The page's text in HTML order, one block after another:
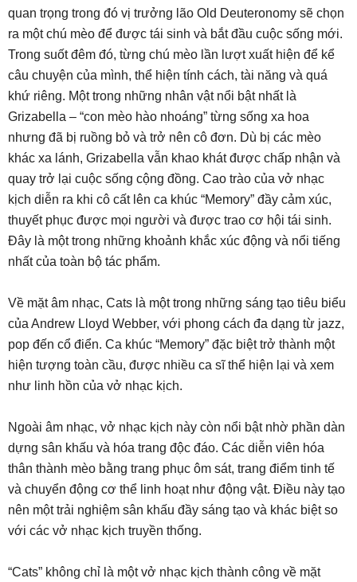
quan trọng trong đó vị trưởng lão Old Deuteronomy sẽ chọn
ra một chú mèo để được tái sinh và bắt đầu cuộc sống mới.
Trong suốt đêm đó, từng chú mèo lần lượt xuất hiện để kể
câu chuyện của mình, thể hiện tính cách, tài năng và quá
khứ riêng. Một trong những nhân vật nổi bật nhất là
Grizabella – “con mèo hào nhoáng” từng sống xa hoa
nhưng đã bị ruồng bỏ và trở nên cô đơn. Dù bị các mèo
khác xa lánh, Grizabella vẫn khao khát được chấp nhận và
quay trở lại cuộc sống cộng đồng. Cao trào của vở nhạc
kịch diễn ra khi cô cất lên ca khúc “Memory” đầy cảm xúc,
thuyết phục được mọi người và được trao cơ hội tái sinh.
Đây là một trong những khoảnh khắc xúc động và nổi tiếng
nhất của toàn bộ tác phẩm.
Về mặt âm nhạc, Cats là một trong những sáng tạo tiêu biểu
của Andrew Lloyd Webber, với phong cách đa dạng từ jazz,
pop đến cổ điển. Ca khúc “Memory” đặc biệt trở thành một
hiện tượng toàn cầu, được nhiều ca sĩ thể hiện lại và xem
như linh hồn của vở nhạc kịch.
Ngoài âm nhạc, vở nhạc kịch này còn nổi bật nhờ phần dàn
dựng sân khấu và hóa trang độc đáo. Các diễn viên hóa
thân thành mèo bằng trang phục ôm sát, trang điểm tinh tế
và chuyển động cơ thể linh hoạt như động vật. Điều này tạo
nên một trải nghiệm sân khấu đầy sáng tạo và khác biệt so
với các vở nhạc kịch truyền thống.
“Cats” không chỉ là một vở nhạc kịch thành công về mặt